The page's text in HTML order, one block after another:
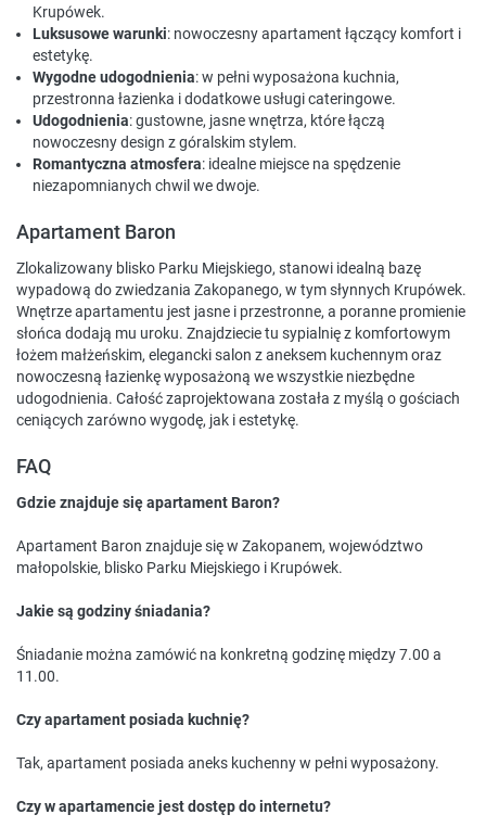
Krupówek.
Luksusowe warunki: nowoczesny apartament łączący komfort i
estetykę.
Wygodne udogodnienia: w pełni wyposażona kuchnia,
przestronna łazienka i dodatkowe usługi cateringowe.
Udogodnienia: gustowne, jasne wnętrza, które łączą
nowoczesny design z góralskim stylem.
Romantyczna atmosfera: idealne miejsce na spędzenie
niezapomnianych chwil we dwoje.
Apartament Baron
Zlokalizowany blisko Parku Miejskiego, stanowi idealną bazę
wypadową do zwiedzania Zakopanego, w tym słynnych Krupówek.
Wnętrze apartamentu jest jasne i przestronne, a poranne promienie
słońca dodają mu uroku. Znajdziecie tu sypialnię z komfortowym
łożem małżeńskim, elegancki salon z aneksem kuchennym oraz
nowoczesną łazienkę wyposażoną we wszystkie niezbędne
udogodnienia. Całość zaprojektowana została z myślą o gościach
ceniących zarówno wygodę, jak i estetykę.
FAQ
Gdzie znajduje się apartament Baron?
Apartament Baron znajduje się w Zakopanem, województwo
małopolskie, blisko Parku Miejskiego i Krupówek.
Jakie są godziny śniadania?
Śniadanie można zamówić na konkretną godzinę między 7.00 a
11.00.
Czy apartament posiada kuchnię?
Tak, apartament posiada aneks kuchenny w pełni wyposażony.
Czy w apartamencie jest dostęp do internetu?